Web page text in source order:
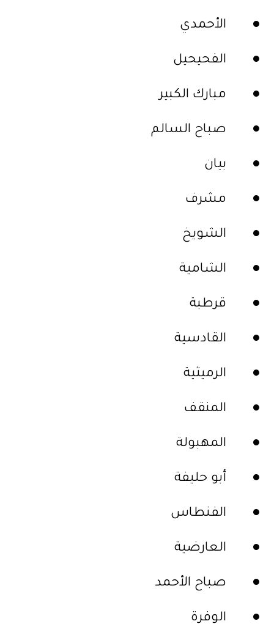
● الأحمدي
● الفحيحيل
● مبارك الكبير
● صباح السالم
● بيان
● مشرف
● الشويخ
● الشامية
● قرطبة
● القادسية
● الرميثية
● المنقف
● المهبولة
● أبو حليفة
● الفنطاس
● العارضية
● صباح الأحمد
● الوفرة